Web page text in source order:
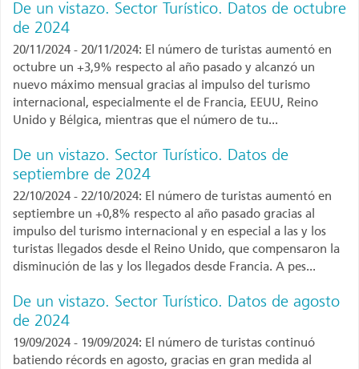
De un vistazo. Sector Turístico. Datos de octubre
de 2024
20/11/2024 - 20/11/2024: El número de turistas aumentó en
octubre un +3,9% respecto al año pasado y alcanzó un
nuevo máximo mensual gracias al impulso del turismo
internacional, especialmente el de Francia, EEUU, Reino
Unido y Bélgica, mientras que el número de tu...
De un vistazo. Sector Turístico. Datos de
septiembre de 2024
22/10/2024 - 22/10/2024: El número de turistas aumentó en
septiembre un +0,8% respecto al año pasado gracias al
impulso del turismo internacional y en especial a las y los
turistas llegados desde el Reino Unido, que compensaron la
disminución de las y los llegados desde Francia. A pes...
De un vistazo. Sector Turístico. Datos de agosto
de 2024
19/09/2024 - 19/09/2024: El número de turistas continuó
batiendo récords en agosto, gracias en gran medida al